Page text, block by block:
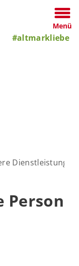
Menü
#altmarkliebe
Dienstleistungen
Person